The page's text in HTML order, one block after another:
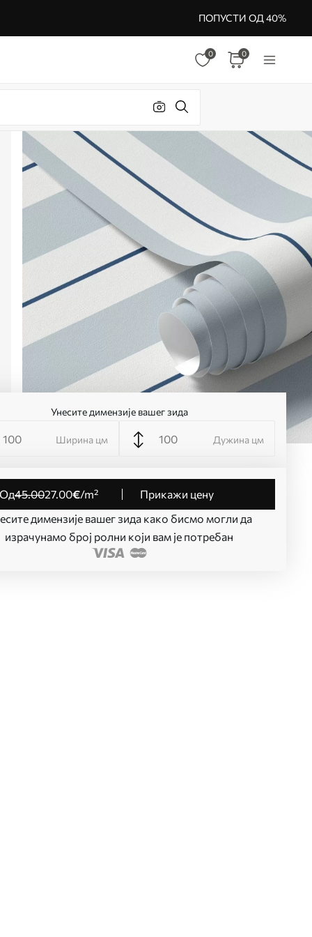
ПОПУСТИ ОД 40%
0 0
Унесите димензије вашег зида
Ширина цм Дужина цм
од45.0027.00€/m²
Прикажи цену
димензије вашег зида како бисмо могли да
израчунамо број ролни који вам је потребан